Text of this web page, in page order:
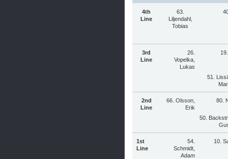
4th
Line
63.
Liljendahl,
Tobias
3rd
Line
26.
Vopelka,
Lukas
51.
2nd
Line
66. Olsson,
Erik
80.
50.
1st
Line
54.
Schmidt,
Adam
10.